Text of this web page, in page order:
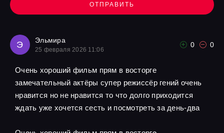
ОТПРАВИТЬ
Э Эльмира
25 февраля 2026 11:06
0 0
Очень хороший фильм прям в восторге
замечательный актёры супер режиссёр гений очень
нравится но не нравится то что долго приходится
ждать уже хочется сесть и посмотреть за день-два